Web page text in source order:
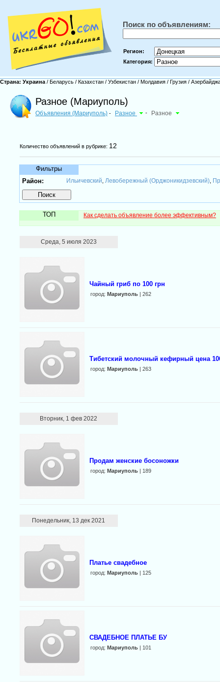
Поиск по объявлениям:
Регион:
Категория:
Страна: Украина / Беларусь / Казахстан / Узбекистан / Молдавия / Грузия /
Разное (Мариуполь)
Объявления (Мариуполь) - Разное - Разное
Количество объявлений в рубрике: 12
Фильтры
Район:
Ильичевский Левобережный (Орджоникидзевский)
ТОП Как сделать объявление более эффективным?
Среда, 5 июля 2023
Чайный гриб по 100 грн
город: Мариуполь | 262
Тибетский молочный кефирный цена
город: Мариуполь | 263
Вторник, 1 фев 2022
Продам женские босоножки
город: Мариуполь | 189
Понедельник, 13 дек 2021
Платье свадебное
город: Мариуполь | 125
СВАДЕБНОЕ ПЛАТЬЕ БУ
город: Мариуполь | 101